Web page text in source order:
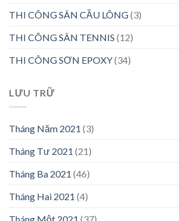
THI CÔNG SÂN CẦU LÔNG(3)
THI CÔNG SÂN TENNIS (12)
THI CÔNG SƠN EPOXY(34)
LƯU TRỮ
Tháng Năm 2021 (3)
Tháng Tư 2021 (21)
Tháng Ba 2021 (46)
Tháng Hai 2021 (4)